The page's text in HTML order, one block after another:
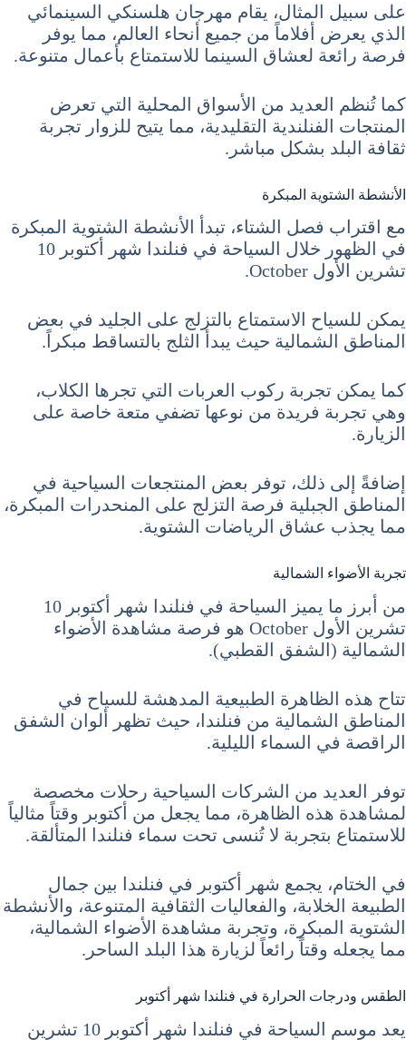
على سبيل المثال، يقام مهرجان هلسنكي السينمائي
الذي يعرض أفلاماً من جميع أنحاء العالم، مما يوفر
فرصة رائعة لعشاق السينما للاستمتاع بأعمال متنوعة.
كما تُنظم العديد من الأسواق المحلية التي تعرض
المنتجات الفنلندية التقليدية، مما يتيح للزوار تجربة
ثقافة البلد بشكل مباشر.
الأنشطة الشتوية المبكرة
مع اقتراب فصل الشتاء، تبدأ الأنشطة الشتوية المبكرة
في الظهور خلال السياحة في فنلندا شهر أكتوبر 10
تشرين الأول October.
يمكن للسياح الاستمتاع بالتزلج على الجليد في بعض
المناطق الشمالية حيث يبدأ الثلج بالتساقط مبكراً.
كما يمكن تجربة ركوب العربات التي تجرها الكلاب،
وهي تجربة فريدة من نوعها تضفي متعة خاصة على
الزيارة.
إضافةً إلى ذلك، توفر بعض المنتجعات السياحية في
المناطق الجبلية فرصة التزلج على المنحدرات المبكرة،
مما يجذب عشاق الرياضات الشتوية.
تجربة الأضواء الشمالية
من أبرز ما يميز السياحة في فنلندا شهر أكتوبر 10
تشرين الأول October هو فرصة مشاهدة الأضواء
الشمالية (الشفق القطبي).
تتاح هذه الظاهرة الطبيعية المدهشة للسياح في
المناطق الشمالية من فنلندا، حيث تظهر ألوان الشفق
الراقصة في السماء الليلية.
توفر العديد من الشركات السياحية رحلات مخصصة
لمشاهدة هذه الظاهرة، مما يجعل من أكتوبر وقتاً مثالياً
للاستمتاع بتجربة لا تُنسى تحت سماء فنلندا المتألقة.
في الختام، يجمع شهر أكتوبر في فنلندا بين جمال
الطبيعة الخلابة، والفعاليات الثقافية المتنوعة، والأنشطة
الشتوية المبكرة، وتجربة مشاهدة الأضواء الشمالية،
مما يجعله وقتاً رائعاً لزيارة هذا البلد الساحر.
الطقس ودرجات الحرارة في فنلندا شهر أكتوبر
يعد موسم السياحة في فنلندا شهر أكتوبر 10 تشرين